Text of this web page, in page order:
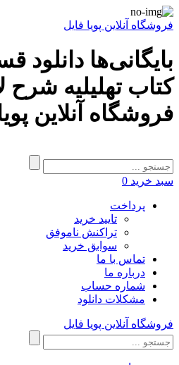
فروشگاه آنلاین پویا فایل
بایگانی‌ها دانلود
کتاب تهلیلیه شرح
فروشگاه آنلاین
سبد خرید 0
پرداخت
تایید خرید
تراکنش ناموفق
سوابق خرید
تماس با ما
درباره ما
شماره حساب
مشکلات دانلود
فروشگاه آنلاین پویا فایل